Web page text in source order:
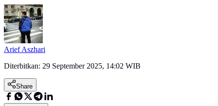
Arief Aszhari
Diterbitkan: 29 September 2025, 14:02 WIB
Share